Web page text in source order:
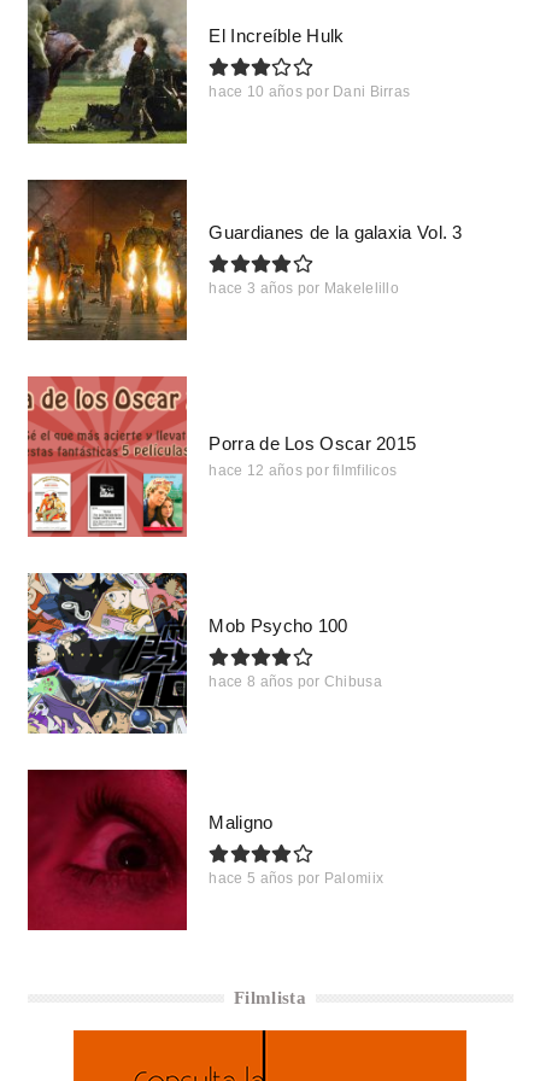
El Increíble Hulk
hace 10 años por Dani Birras
Guardianes de la galaxia Vol. 3
hace 3 años por Makelelillo
Porra de Los Oscar 2015
hace 12 años por filmfilicos
Mob Psycho 100
hace 8 años por Chibusa
Maligno
hace 5 años por Palomiix
Filmlista